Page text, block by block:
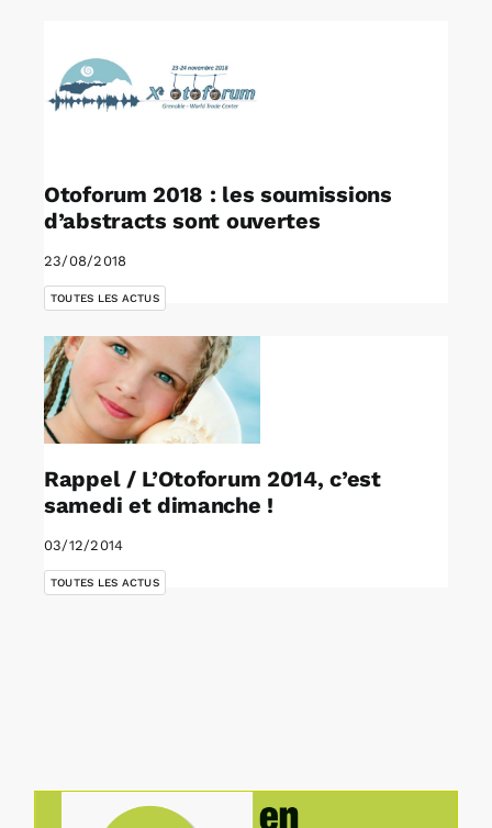
Otoforum 2018 : les soumissions
d’abstracts sont ouvertes
23/08/2018
TOUTES LES ACTUS
Rappel / L’Otoforum 2014, c’est
samedi et dimanche !
03/12/2014
TOUTES LES ACTUS